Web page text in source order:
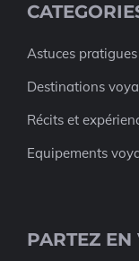
Astuces pratigues
Destinations
Récits et
Equipements
PARTEZ EN